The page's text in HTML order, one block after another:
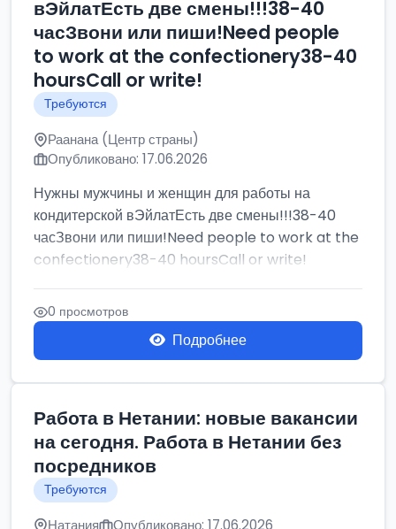
вЭйлатЕсть две смены!!!38-40
часЗвони или пиши!Need people
to work at the confectionery38-40
hoursCall or write!
Требуются
Раанана (Центр страны)
Опубликовано: 17.06.2026
Нужны мужчины и женщин для работы на
кондитерской вЭйлатЕсть две смены!!!38-40
часЗвони или пиши!Need people to work at the
confectionery38-40 hoursCall or write!
0 просмотров
Подробнее
Работа в Нетании: новые вакансии
на сегодня. Работа в Нетании без
посредников
Требуются
Натания Опубликовано: 17.06.2026